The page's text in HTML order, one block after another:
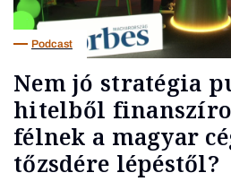
Podcast
Nem jó stratégia
hitelből
félnek a magyar
tőzsdére lépéstől?